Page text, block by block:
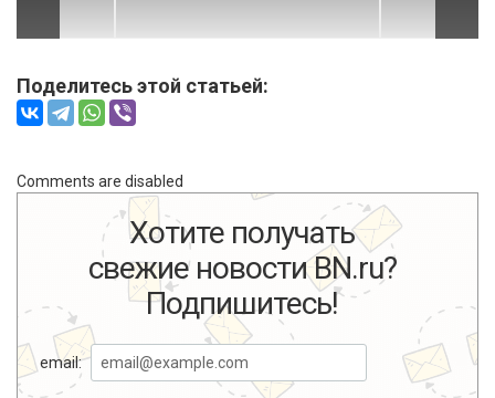
Поделитесь этой статьей:
Comments are disabled
Хотите получать
свежие новости BN.ru?
Подпишитесь!
email: